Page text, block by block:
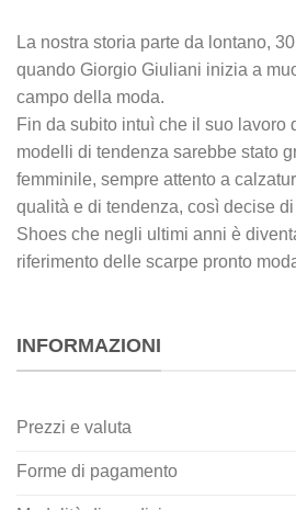
La nostra storia parte da lontano,
quando Giorgio Giuliani inizia a
campo della moda.
Fin da subito intuì che il suo lavoro
modelli di tendenza sarebbe stato
femminile, sempre attento a
qualità e di tendenza, così decise
Shoes che negli ultimi anni è
riferimento delle scarpe pronto
INFORMAZIONI
Prezzi e valuta
Forme di pagamento